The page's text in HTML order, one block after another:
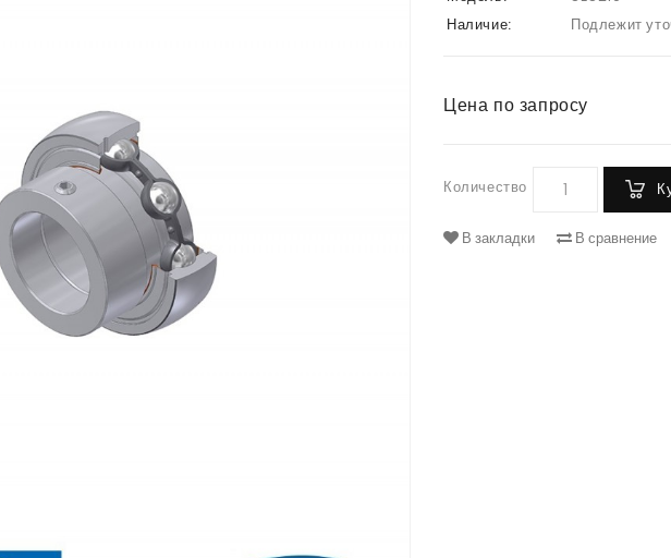
Наличие:
Подлежит
Цена по запросу
Количество
В закладки В сравнение